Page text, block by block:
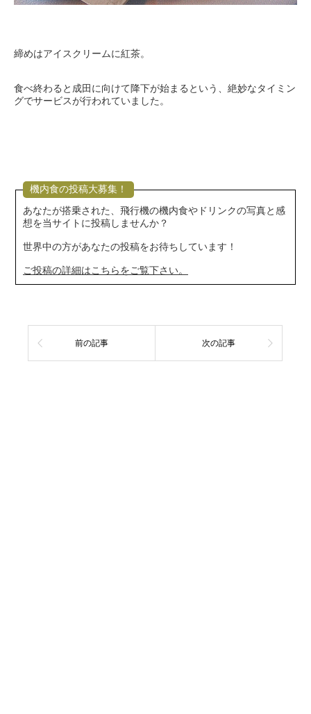
締めはアイスクリームに紅茶。
食べ終わると成田に向けて降下が始まるという、絶妙なタイミン
グでサービスが行われていました。
機内食の投稿大募集！
あなたが搭乗された、飛行機の機内食やドリンクの写真と感
想を当サイトに投稿しませんか？
世界中の方があなたの投稿をお待ちしています！
ご投稿の詳細はこちらをご覧下さい。
前の記事 次の記事